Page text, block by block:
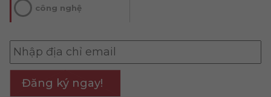
công nghệ
Đăng ký ngay!